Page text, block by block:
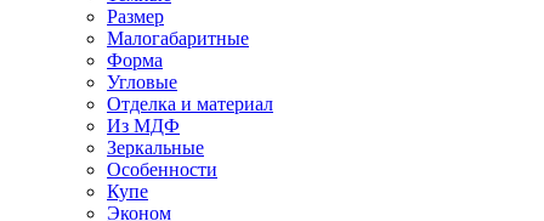
Размер
Малогабаритные
Форма
Угловые
Отделка и материал
Из МДФ
Зеркальные
Особенности
Купе
Эконом